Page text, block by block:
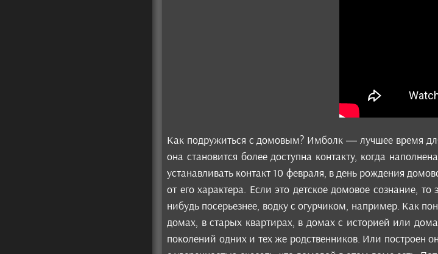
Как подружиться с домовым? Имболк — лучшее время
она становится более доступна контакту, когда
устанавливать контакт 10 февраля, в день рождения
от его характера. Если это детское домовое сознание,
нибудь посерьезнее, водку с огурчиком, например. Как
домах, в старых квартирах, в домах с историей или
поколений одних и тех же родственников. Или построен